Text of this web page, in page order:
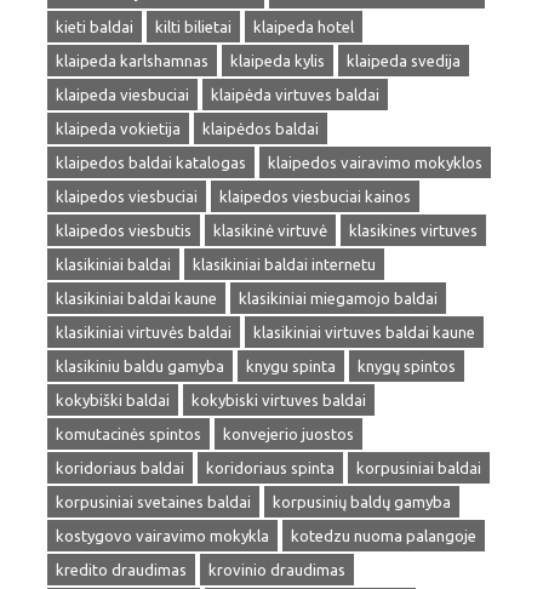
kieti baldai
kilti bilietai
klaipeda hotel
klaipeda karlshamnas
klaipeda kylis
klaipeda svedija
klaipeda viesbuciai
klaipėda virtuves baldai
klaipeda vokietija
klaipėdos baldai
klaipedos baldai katalogas
klaipedos vairavimo mokyklos
klaipedos viesbuciai
klaipedos viesbuciai kainos
klaipedos viesbutis
klasikinė virtuvė
klasikines virtuves
klasikiniai baldai
klasikiniai baldai internetu
klasikiniai baldai kaune
klasikiniai miegamojo baldai
klasikiniai virtuvės baldai
klasikiniai virtuves baldai kaune
klasikiniu baldu gamyba
knygu spinta
knygų spintos
kokybiški baldai
kokybiski virtuves baldai
komutacinės spintos
konvejerio juostos
koridoriaus baldai
koridoriaus spinta
korpusiniai baldai
korpusiniai svetaines baldai
korpusinių baldų gamyba
kostygovo vairavimo mokykla
kotedzu nuoma palangoje
kredito draudimas
krovinio draudimas